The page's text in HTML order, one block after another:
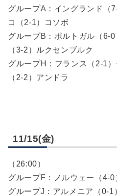
グループA：イングランド（
コ（2-1）コソボ
グループB：ポルトガル（6-
（3-2）ルクセンブルク
グループH：フランス（2-1
（2-2）アンドラ
11/15(金)
（26:00）
グループF：ノルウェー（4-0
グループJ：アルメニア（0-1